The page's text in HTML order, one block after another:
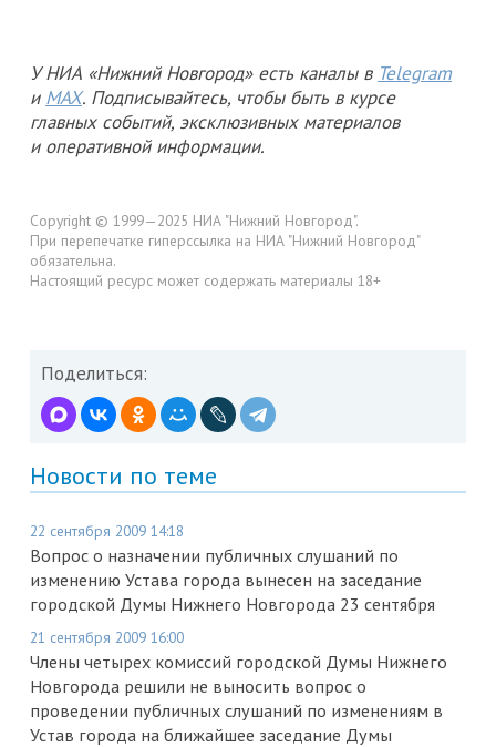
У НИА «Нижний Новгород» есть каналы в Telegram
и MAX. Подписывайтесь, чтобы быть в курсе
главных событий, эксклюзивных материалов
и оперативной информации.
Copyright © 1999—2025 НИА "Нижний Новгород".
При перепечатке гиперссылка на НИА "Нижний Новгород"
обязательна.
Настоящий ресурс может содержать материалы 18+
Поделиться:
Новости по теме
22 сентября 2009 14:18
Вопрос о назначении публичных слушаний по
изменению Устава города вынесен на заседание
городской Думы Нижнего Новгорода 23 сентября
21 сентября 2009 16:00
Члены четырех комиссий городской Думы Нижнего
Новгорода решили не выносить вопрос о
проведении публичных слушаний по изменениям в
Устав города на ближайшее заседание Думы